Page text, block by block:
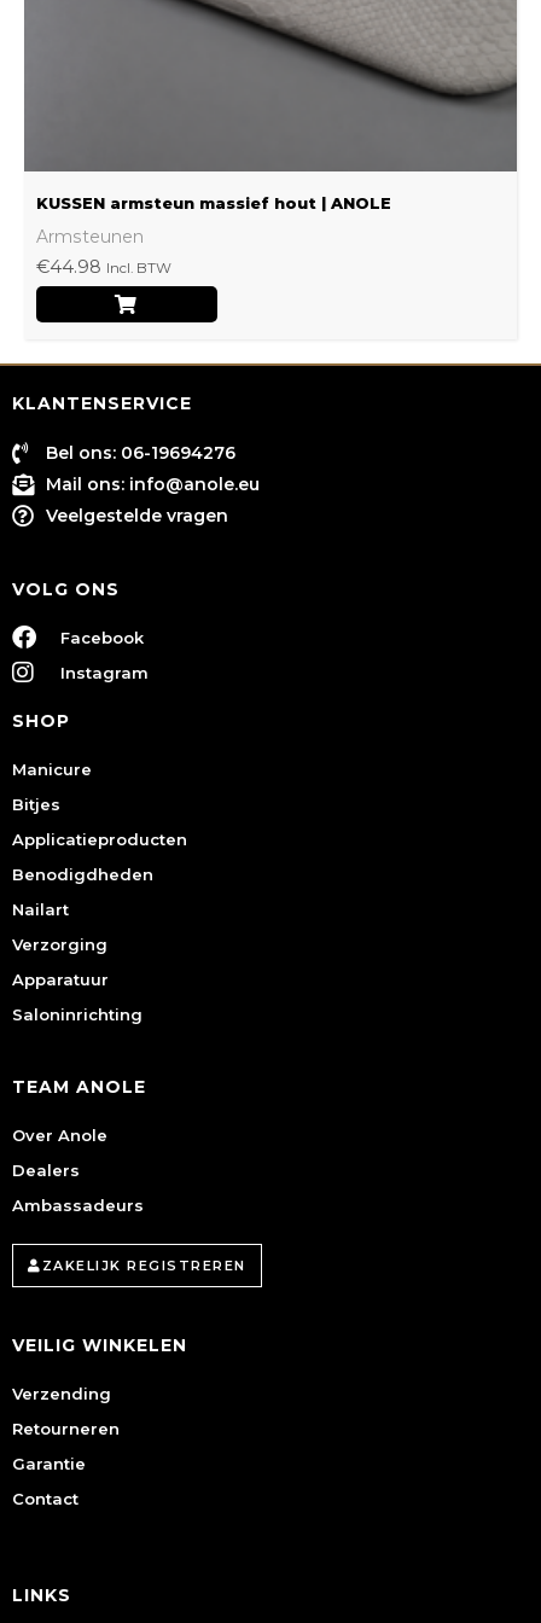
KUSSEN armsteun massief hout | ANOLE
Armsteunen
€44.98 Incl. BTW
worden
KLANTENSERVICE
Bel ons: 06-19694276
Mail ons: info@anole.eu
Veelgestelde vragen
VOLG ONS
Facebook
Instagram
SHOP
Manicure
Bitjes
Applicatieproducten
Benodigdheden
Nailart
Verzorging
Apparatuur
Saloninrichting
TEAM ANOLE
Over Anole
Dealers
Ambassadeurs
ZAKELIJK REGISTREREN
VEILIG WINKELEN
Verzending
Retourneren
Garantie
Contact
LINKS